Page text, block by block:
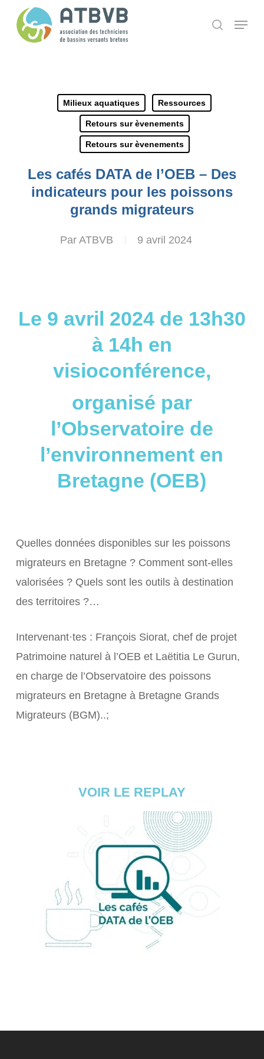
search
Menu
Milieux aquatiques Ressources
Retours sur èvenements
Retours sur èvenements
Les cafés DATA de l’OEB – Des
indicateurs pour les poissons
grands migrateurs
Par ATBVB 9 avril 2024
Le 9 avril 2024 de 13h30
à 14h en
visioconférence,
organisé par
l’Observatoire de
l’environnement en
Bretagne (OEB)
Quelles données disponibles sur les poissons
migrateurs en Bretagne ? Comment sont-elles
valorisées ? Quels sont les outils à destination
des territoires ?…
Intervenant·tes : François Siorat, chef de projet
Patrimoine naturel à l’OEB et Laëtitia Le Gurun,
en charge de l’Observatoire des poissons
migrateurs en Bretagne à Bretagne Grands
Migrateurs (BGM)..;
VOIR LE REPLAY
Panneau de gestion des cookies